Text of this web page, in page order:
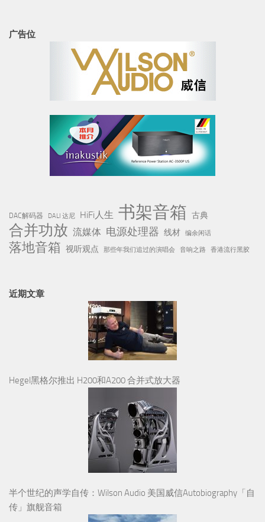
广告位
DAC解码器 DALI 达尼 HiFi人生 书架音箱 古典
合并功放 流媒体 电源处理器 线材 编余闲话
落地音箱 视听观点 那些年我们追过的演唱会 音响之路 香港流行黑胶
近期文章
Hegel黑格尔推出 H200和A200 合并式放大器
半个世纪的声学自传：Wilson Audio 美国威信Autobiography「自
传」旗舰音箱